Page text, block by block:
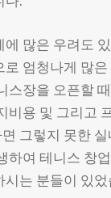
에 많은 우려도
로 엄청나게 많
스장을 오픈할
비용 및 그리고
그렇지 못한
하여 테니스 창
시는 분들이 있었